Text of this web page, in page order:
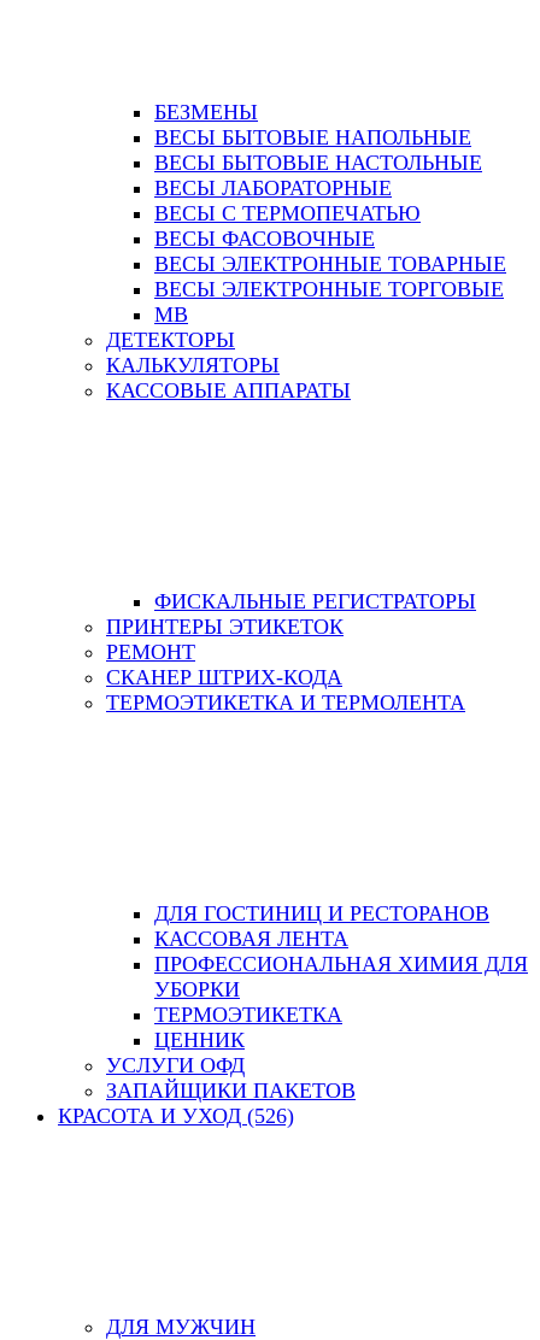
БЕЗМЕНЫ
ВЕСЫ БЫТОВЫЕ НАПОЛЬНЫЕ
ВЕСЫ БЫТОВЫЕ НАСТОЛЬНЫЕ
ВЕСЫ ЛАБОРАТОРНЫЕ
ВЕСЫ С ТЕРМОПЕЧАТЬЮ
ВЕСЫ ФАСОВОЧНЫЕ
ВЕСЫ ЭЛЕКТРОННЫЕ ТОВАРНЫЕ
ВЕСЫ ЭЛЕКТРОННЫЕ ТОРГОВЫЕ
МВ
ДЕТЕКТОРЫ
КАЛЬКУЛЯТОРЫ
КАССОВЫЕ АППАРАТЫ
ФИСКАЛЬНЫЕ РЕГИСТРАТОРЫ
ПРИНТЕРЫ ЭТИКЕТОК
РЕМОНТ
СКАНЕР ШТРИХ-КОДА
ТЕРМОЭТИКЕТКА И ТЕРМОЛЕНТА
ДЛЯ ГОСТИНИЦ И РЕСТОРАНОВ
КАССОВАЯ ЛЕНТА
ПРОФЕССИОНАЛЬНАЯ ХИМИЯ ДЛЯ
УБОРКИ
ТЕРМОЭТИКЕТКА
ЦЕННИК
УСЛУГИ ОФД
ЗАПАЙЩИКИ ПАКЕТОВ
КРАСОТА И УХОД (526)
ДЛЯ МУЖЧИН